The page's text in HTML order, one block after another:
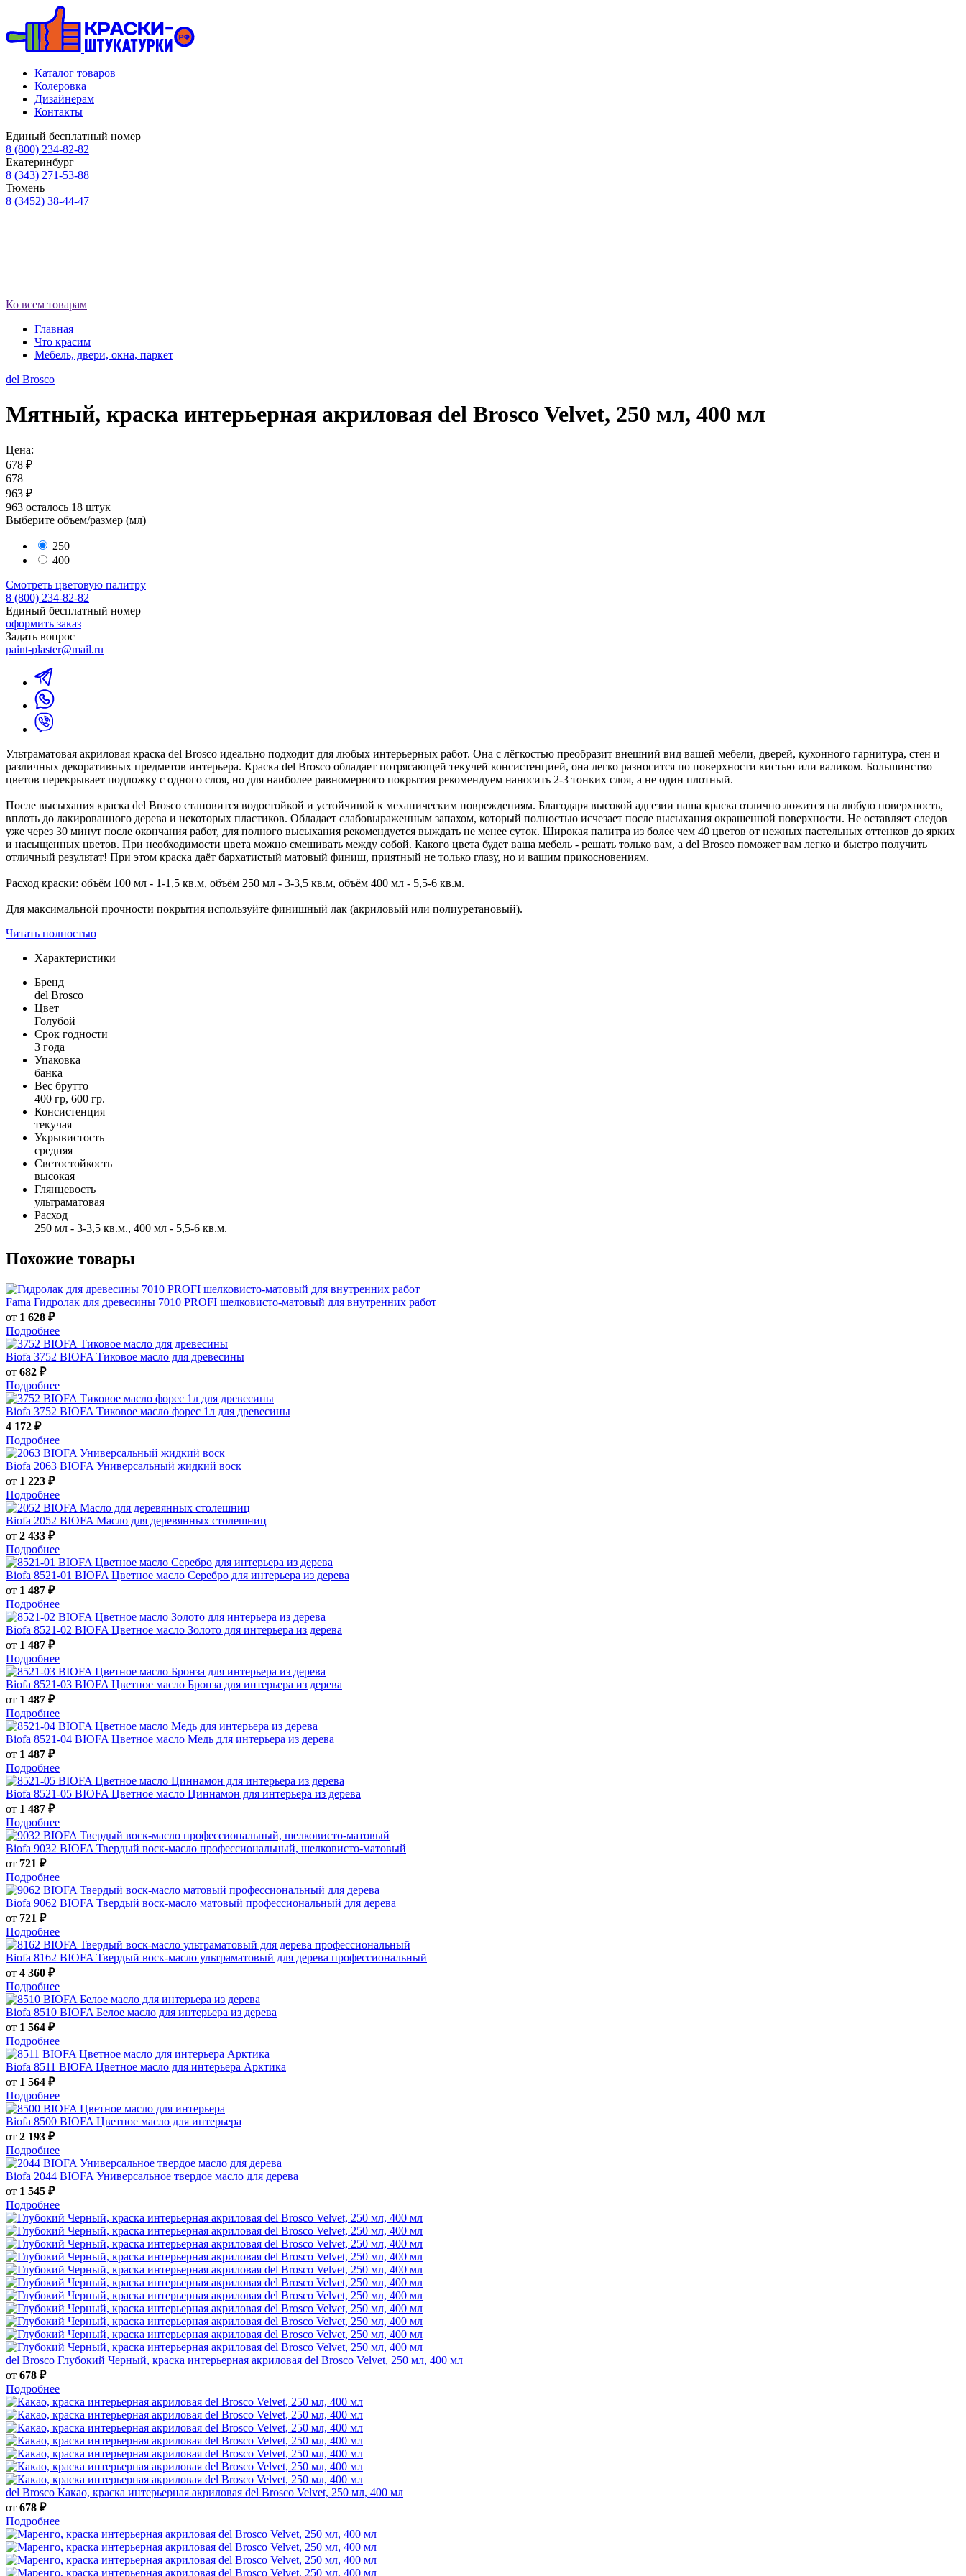
Каталог товаров
Колеровка
Дизайнерам
Контакты
Единый бесплатный номер
8 (800) 234-82-82
Екатеринбург
8 (343) 271-53-88
Тюмень
8 (3452) 38-44-47
Ко всем товарам
Главная
Что красим
Мебель, двери, окна, паркет
del Brosco
Мятный, краска интерьерная акриловая del Brosco Velvet, 250 мл, 400 мл
Цена:
678 ₽
678
963 ₽
963 осталось 18 штук
Выберите объем/размер (мл)
250
400
Смотреть цветовую палитру
8 (800) 234-82-82
Единый бесплатный номер
оформить заказ
Задать вопрос
paint-plaster@mail.ru
Ультраматовая акриловая краска del Brosco идеально подходит для любых интерьерных работ. Она с лёгкостью преобразит внешний вид вашей мебели, дверей, кухонного гарнитура, стен и
различных декоративных предметов интерьера. Краска del Brosco обладает потрясающей текучей консистенцией, она легко разносится по поверхности кистью или валиком. Большинство
цветов перекрывает подложку с одного слоя, но для наиболее равномерного покрытия рекомендуем наносить 2-3 тонких слоя, а не один плотный.
После высыхания краска del Brosco становится водостойкой и устойчивой к механическим повреждениям. Благодаря высокой адгезии наша краска отлично ложится на любую поверхность,
вплоть до лакированного дерева и некоторых пластиков. Обладает слабовыраженным запахом, который полностью исчезает после высыхания окрашенной поверхности. Не оставляет следов
уже через 30 минут после окончания работ, для полного высыхания рекомендуется выждать не менее суток. Широкая палитра из более чем 40 цветов от нежных пастельных оттенков до ярких
и насыщенных цветов. При необходимости цвета можно смешивать между собой. Какого цвета будет ваша мебель - решать только вам, а del Brosco поможет вам легко и быстро получить
отличный результат! При этом краска даёт бархатистый матовый финиш, приятный не только глазу, но и вашим прикосновениям.
Расход краски: объём 100 мл - 1-1,5 кв.м, объём 250 мл - 3-3,5 кв.м, объём 400 мл - 5,5-6 кв.м.
Для максимальной прочности покрытия используйте финишный лак (акриловый или полиуретановый).
Читать полностью
Характеристики
Бренд
del Brosco
Цвет
Голубой
Срок годности
3 года
Упаковка
банка
Вес брутто
400 гр, 600 гр.
Консистенция
текучая
Укрывистость
средняя
Светостойкость
высокая
Глянцевость
ультраматовая
Расход
250 мл - 3-3,5 кв.м., 400 мл - 5,5-6 кв.м.
Похожие товары
Fama Гидролак для древесины 7010 PROFI шелковисто-матовый для внутренних работ
от 1 628 ₽
Подробнее
Biofa 3752 BIOFA Тиковое масло для древесины
от 682 ₽
Подробнее
Biofa 3752 BIOFA Тиковое масло форес 1л для древесины
4 172 ₽
Подробнее
Biofa 2063 BIOFA Универсальный жидкий воск
от 1 223 ₽
Подробнее
Biofa 2052 BIOFA Масло для деревянных столешниц
от 2 433 ₽
Подробнее
Biofa 8521-01 BIOFA Цветное масло Серебро для интерьера из дерева
от 1 487 ₽
Подробнее
Biofa 8521-02 BIOFA Цветное масло Золото для интерьера из дерева
от 1 487 ₽
Подробнее
Biofa 8521-03 BIOFA Цветное масло Бронза для интерьера из дерева
от 1 487 ₽
Подробнее
Biofa 8521-04 BIOFA Цветное масло Медь для интерьера из дерева
от 1 487 ₽
Подробнее
Biofa 8521-05 BIOFA Цветное масло Циннамон для интерьера из дерева
от 1 487 ₽
Подробнее
Biofa 9032 BIOFA Твердый воск-масло профессиональный, шелковисто-матовый
от 721 ₽
Подробнее
Biofa 9062 BIOFA Твердый воск-масло матовый профессиональный для дерева
от 721 ₽
Подробнее
Biofa 8162 BIOFA Твердый воск-масло ультраматовый для дерева профессиональный
от 4 360 ₽
Подробнее
Biofa 8510 BIOFA Белое масло для интерьера из дерева
от 1 564 ₽
Подробнее
Biofa 8511 BIOFA Цветное масло для интерьера Арктика
от 1 564 ₽
Подробнее
Biofa 8500 BIOFA Цветное масло для интерьера
от 2 193 ₽
Подробнее
Biofa 2044 BIOFA Универсальное твердое масло для дерева
от 1 545 ₽
Подробнее
del Brosco Глубокий Черный, краска интерьерная акриловая del Brosco Velvet, 250 мл, 400 мл
от 678 ₽
Подробнее
del Brosco Какао, краска интерьерная акриловая del Brosco Velvet, 250 мл, 400 мл
от 678 ₽
Подробнее